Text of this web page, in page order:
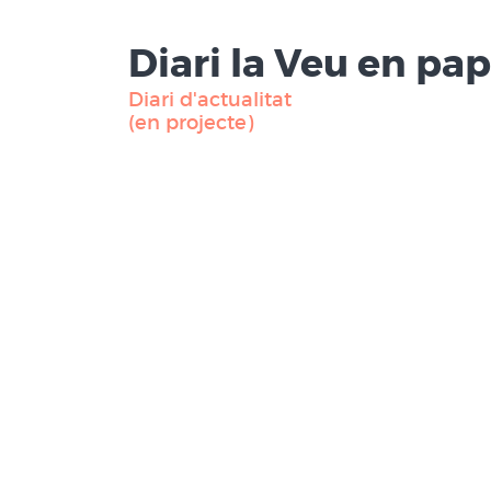
Diari la Veu en
Diari d'actualitat
(en projecte)